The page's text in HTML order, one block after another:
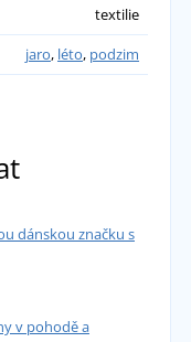
textilie
jaro, léto, podzim
dánskou značku s
v pohodě a